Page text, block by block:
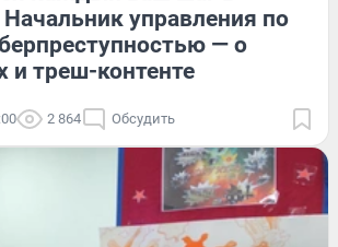
Начальник управления по
— о
и треш-контенте
2 864 Обсудить